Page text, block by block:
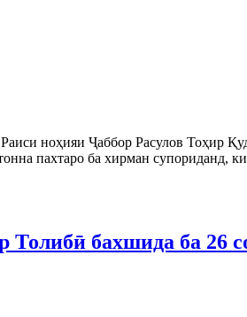
ноҳияи Ҷаббор Расулов Тоҳир
пахтаро ба хирман супориданд,
Толибӣ бахшида ба 26